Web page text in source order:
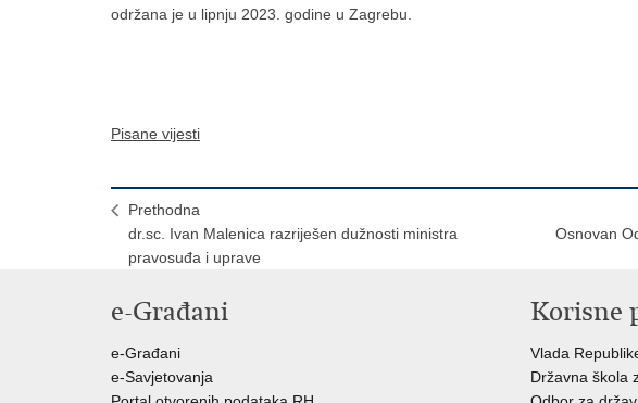
održana je u lipnju 2023. godine u Zagrebu.
Pisane vijesti
Prethodna
dr.sc. Ivan Malenica razriješen dužnosti ministra
pravosuđa i uprave
Osnovan
e-Građani
e-Građani
e-Savjetovanja
Korisne
Vlada
Državna škola